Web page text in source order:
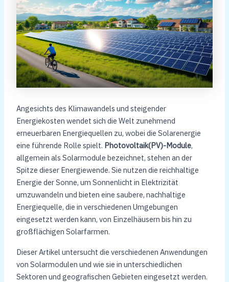
Angesichts des Klimawandels und steigender
Energiekosten wendet sich die Welt zunehmend
erneuerbaren Energiequellen zu, wobei die Solarenergie
eine führende Rolle spielt. Photovoltaik(PV)-Module,
allgemein als Solarmodule bezeichnet, stehen an der
Spitze dieser Energiewende. Sie nutzen die reichhaltige
Energie der Sonne, um Sonnenlicht in Elektrizität
umzuwandeln und bieten eine saubere, nachhaltige
Energiequelle, die in verschiedenen Umgebungen
eingesetzt werden kann, von Einzelhäusern bis hin zu
großflächigen Solarfarmen.
Dieser Artikel untersucht die verschiedenen Anwendungen
von Solarmodulen und wie sie in unterschiedlichen
Sektoren und geografischen Gebieten eingesetzt werden.